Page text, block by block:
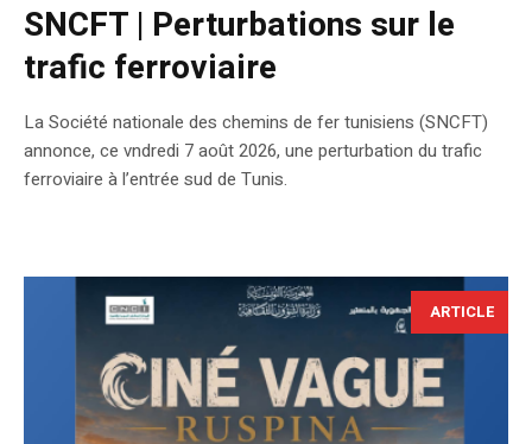
SNCFT | Perturbations sur le
trafic ferroviaire
La Société nationale des chemins de fer tunisiens (SNCFT)
annonce, ce vndredi 7 août 2026, une perturbation du trafic
ferroviaire à l’entrée sud de Tunis.
ARTICLE